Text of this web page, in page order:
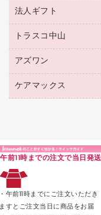
パイプ式ファイル
その他ファイル
クリヤーホルダー
クリヤーブック（
クリヤーブック（
Ｚ式ファイル
２穴リフィル・２
ボールペン（油性
ボールペン（ゲル
シャープペンシル
針なしステープラ
紙めくり
裁断機
印章用品
ラベル類
陳列什器
紙手提げ袋
レジ・ポリ袋
ディスプレイ用品
カウンター／お会
東急ハンズ
法人ギフト
高島屋
カウネットギフト
高島屋（食品・飲
カウネットギフト
トラスコ中山
建築・作業用品
アズワン
医療・介護用品（
ケアマックス
午前11時までの注文で当日発送
午前11時までにご注文いただき
すとご注文当日に商品をお届